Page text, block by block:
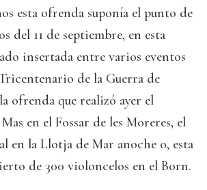
esta ofrenda suponía el punto de
del 11 de septiembre, en esta
insertada entre varios eventos
de la Guerra de
ofrenda que realizó ayer el
en el Fossar de les Moreres, el
en la Llotja de Mar anoche o, esta
de 300 violoncelos en el Born.